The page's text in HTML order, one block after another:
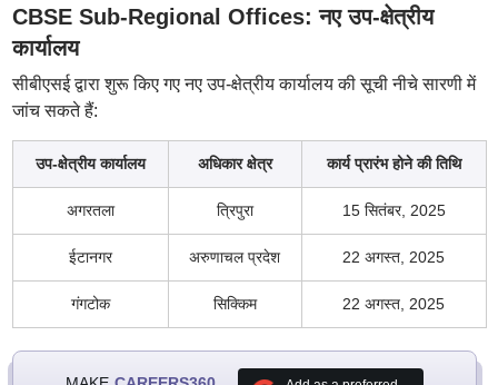
CBSE Sub-Regional Offices: नए उप-क्षेत्रीय
कार्यालय
सीबीएसई द्वारा शुरू किए गए नए उप-क्षेत्रीय कार्यालय की सूची नीचे सारणी में
जांच सकते हैं:
उप-क्षेत्रीय कार्यालय अधिकार क्षेत्र कार्य प्रारंभ होने की तिथि
अगरतला त्रिपुरा 15 सितंबर, 2025
ईटानगर अरुणाचल प्रदेश 22 अगस्त, 2025
गंगटोक सिक्किम 22 अगस्त, 2025